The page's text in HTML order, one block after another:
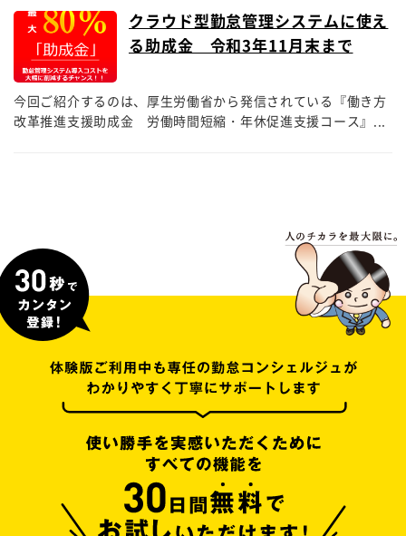
クラウド型勤怠管理システムに使え
る助成金 令和3年11月末まで
今回ご紹介するのは、厚生労働省から発信されている『働き方
改革推進支援助成金 労働時間短縮・年休促進支援コース』...